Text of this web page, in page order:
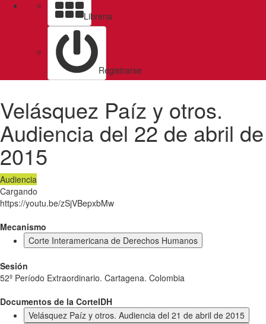
Libreria
Registrarse
Velásquez Paíz y otros.
Audiencia del 22 de abril de
2015
Audiencia
Cargando
https://youtu.be/zSjVBepxbMw
Mecanismo
Corte Interamericana de Derechos Humanos
Sesión
52º Período Extraordinario. Cartagena. Colombia
Documentos de la CorteIDH
Velásquez Paíz y otros. Audiencia del 21 de abril de 2015